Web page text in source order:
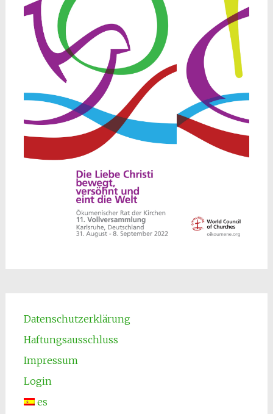
Datenschutzerklärung
Haftungsausschluss
Impressum
Login
es